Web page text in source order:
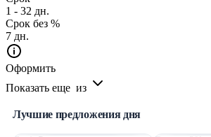
1 - 32 дн.
Срок без %
7 дн.
Оформить
Показать еще из
Лучшие предложения дня